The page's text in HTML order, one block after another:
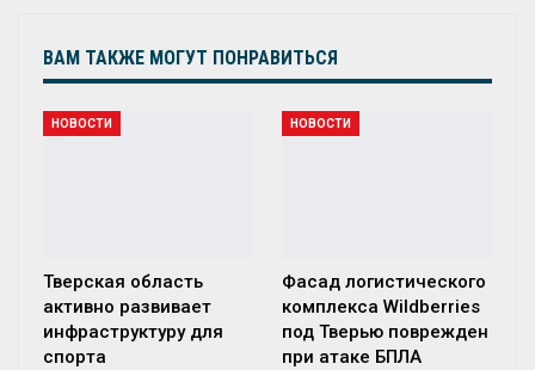
ВАМ ТАКЖЕ МОГУТ ПОНРАВИТЬСЯ
НОВОСТИ
Тверская область
активно развивает
инфраструктуру для
спорта
НОВОСТИ
Фасад логистического
комплекса Wildberries
под Тверью поврежден
при атаке БПЛА